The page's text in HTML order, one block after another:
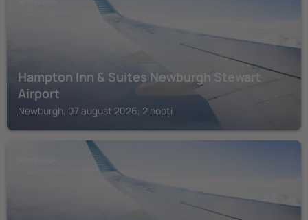
Hampton Inn & Suites Newburgh Stewart
Airport
Newburgh, 07 august 2026, 2 nopți